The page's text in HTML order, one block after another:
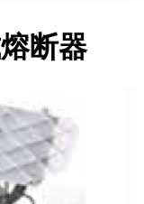
断器